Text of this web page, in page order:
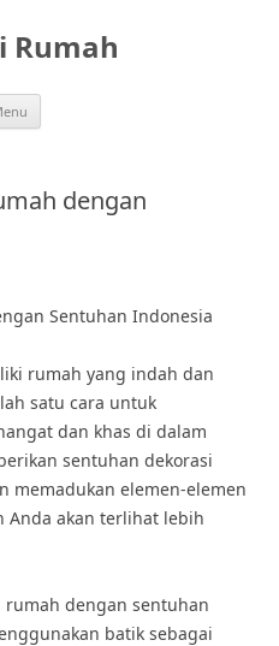
Rumah
dengan
Sentuhan Indonesia
rumah yang indah dan
satu cara untuk
dan khas di dalam
sentuhan dekorasi
memadukan elemen-elemen
Anda akan terlihat lebih
rumah dengan sentuhan
batik sebagai